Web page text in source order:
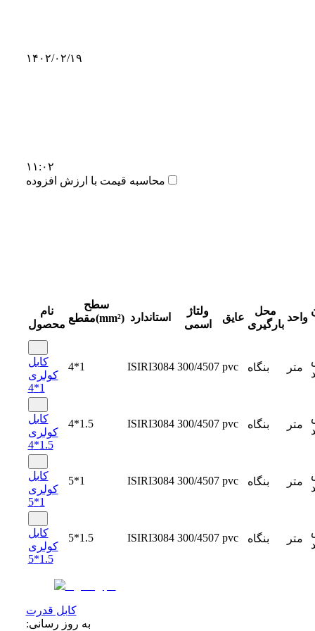
۱۴۰۲/۰۲/۱۹
۱۱:۰۲
محاسبه قیمت با ارزش افزوده
نام
محصول
سطح
مقطع(mm²) استاندارد
ولتاژ
اسمی
عایق
محل
بارگیری
واحد
کابل
کولری
1*4
4*1 ISIRI3084 300/4507 pvc بنگاه متر
کابل
کولری
1.5*4
4*1.5 ISIRI3084 300/4507 pvc بنگاه متر
کابل
کولری
1*5
5*1 ISIRI3084 300/4507 pvc بنگاه متر
کابل
کولری
1.5*5
5*1.5 ISIRI3084 300/4507 pvc بنگاه متر
کابل قدرت
به روز رسانی: